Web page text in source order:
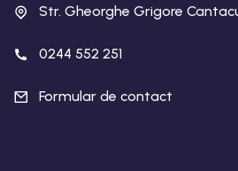
Str. Gheorghe Grigore
0244 552 251
Formular de contact